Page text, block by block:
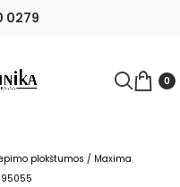
0279
0
plokštumos / Maxima